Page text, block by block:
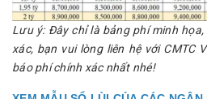
Lưu ý: Đây chỉ là bảng phí minh
xác, bạn vui lòng liên hệ với CMTC
báo phí chính xác nhất nhé!